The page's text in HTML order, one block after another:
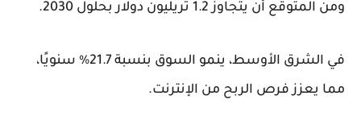
ومن المتوقع أن يتجاوز 1.2 تريليون دولار بحلول 2030.
في الشرق الأوسط، ينمو السوق بنسبة 21.7% سنويًا،
مما يعزز فرص الربح من الإنترنت.